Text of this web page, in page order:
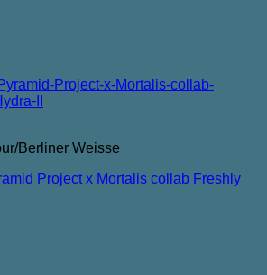
Berliner Weisse
Project x Mortalis collab Freshly